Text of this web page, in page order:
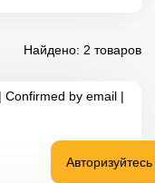
Найдено: 2 товаров
Confirmed by email |
Авторизуйтесь